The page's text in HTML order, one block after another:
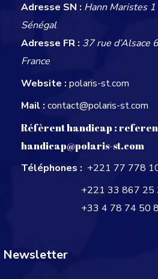
Adresse SN : Hann Maristes
Sénégal
Adresse FR : 37 rue d’Alsace
France
Website : polaris-st.com
Mail : contact@polaris-st.com
Réfèrent handicap :
handicap@polaris-st.com
Téléphones : +221 77 778
+221 33 867 25
+33 4 78 74 50
Newsletter